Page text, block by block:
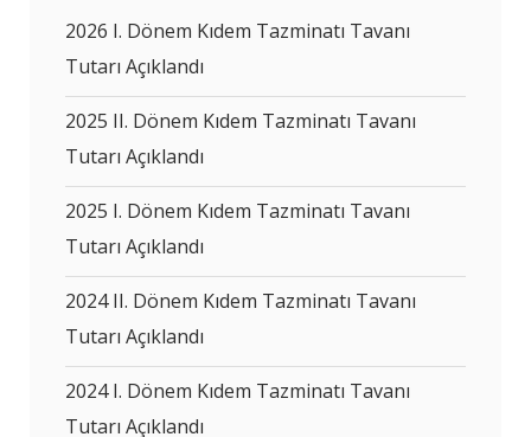
2026 I. Dönem Kıdem Tazminatı Tavanı
Tutarı Açıklandı
2025 II. Dönem Kıdem Tazminatı Tavanı
Tutarı Açıklandı
2025 I. Dönem Kıdem Tazminatı Tavanı
Tutarı Açıklandı
2024 II. Dönem Kıdem Tazminatı Tavanı
Tutarı Açıklandı
2024 I. Dönem Kıdem Tazminatı Tavanı
Tutarı Açıklandı